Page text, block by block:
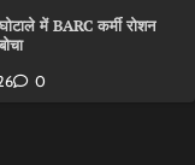
में BARC कर्मी रोशन
0